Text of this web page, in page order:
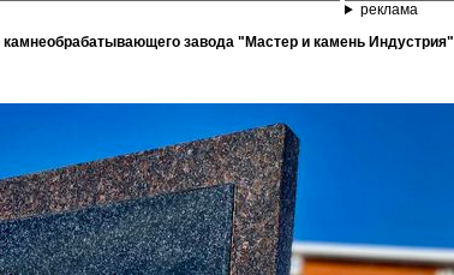
реклама
камнеобрабатывающего завода "Мастер и камень Индустрия"